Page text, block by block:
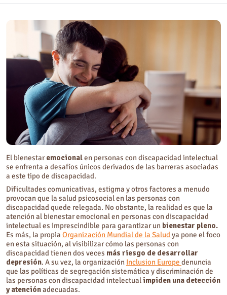
discapacidad intelectual?
¿Cuál es el papel de los Servicios de Salud Psicosocial en el bienestar
emocional para personas con discapacidad intelectual?
Preguntas frecuentes sobre el bienestar emocional
¿Qué se entiende por bienestar emocional?
¿Cuáles son los 10 factores que afectan al bienestar emocional?
El bienestaremocionalen personas con discapacidad intelectual
se enfrenta a desafíos únicos derivados de las barreras asociadas
a este tipo de discapacidad.
Dificultades comunicativas, estigma y otros factores a menudo
provocan que la salud psicosocial en las personas con
discapacidad quede relegada. No obstante, la realidad es que la
atención al bienestar emocional en personas con discapacidad
intelectual es imprescindible para garantizar un bienestar pleno.
Es más, la propia Organización Mundial de la Salud ya pone el foco
en esta situación, al visibilizar cómo las personas con
discapacidad tienen dos veces más riesgo de desarrollar
depresión. A su vez, la organización Inclusion Europe denuncia
que las políticas de segregación sistemática y discriminación de
las personas con discapacidad intelectualimpiden una detección
y atenciónadecuadas.